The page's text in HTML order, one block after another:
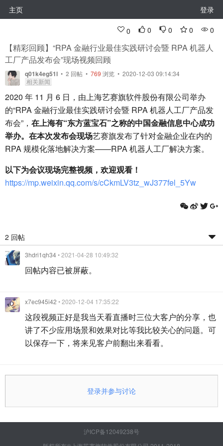
主页 登录
0 0 0 0 0
【精彩回顾】“RPA 金融行业最佳实践研讨会暨 RPA 机器人
工厂产品发布会”现场视频回顾
q01k4eg51l • 2 回帖 • 769 浏览 • 2020-12-03 09:14:34
相关新闻
2020 年 11 月 6 日，由上海艺赛旗软件股份有限公司举办
的“RPA 金融行业最佳实践研讨会暨 RPA 机器人工厂产品发
布会”， 在上海有“东方蓝宝石”之称的中国金融信息中心成功
举办。在本次发布会现场艺赛旗发布了针对金融企业在内的
RPA 规模化落地解决方案——RPA 机器人工厂解决方案。
以下为会议现场完整视频，欢迎观看！
https://mp.weixin.qq.com/s/cCkmLV3tz_wJ377fel_5Yw
2 回帖
3hdri1qh34• 2021-04-28 10:49:32
回帖内容已被屏蔽。
x7ec945i42 • 2020-12-04 17:35:22
这段视频正好是我当天看直播时三位大客户的分享，也
讲了不少应用场景和效果对比等我比较关心的问题。可
以保存一下，将来见客户前翻出来看看。
登录并参与讨论
沪ICP备12049238号